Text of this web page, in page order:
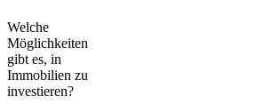
Welche
Möglichkeiten
gibt es, in
Immobilien zu
investieren?